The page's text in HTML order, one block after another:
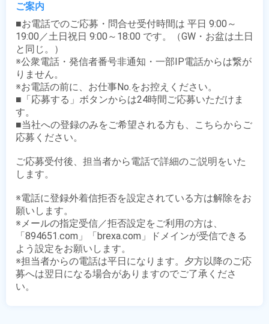
ご案内
■お電話でのご応募・問合せ受付時間は 平日 9:00～
19:00／土日祝日 9:00～18:00 です。（GW・お盆は土日
と同じ。）
※公衆電話・発信者番号非通知・一部IP電話からは繋が
りません。
※お電話の前に、お仕事No.をお控えください。
■「応募する」ボタンからは24時間ご応募いただけま
す。
■当社への登録のみをご希望される方も、こちらからご
応募ください。
ご応募受付後、担当者から電話で詳細のご説明をいた
します。
※電話に登録外着信拒否を設定されている方は解除をお
願いします。
※メールの指定受信／拒否設定をご利用の方は、
「894651.com」「brexa.com」ドメインが受信できる
よう設定をお願いします。
※担当者からの電話は平日になります。夕方以降のご応
募へは翌日になる場合がありますのでご了承くださ